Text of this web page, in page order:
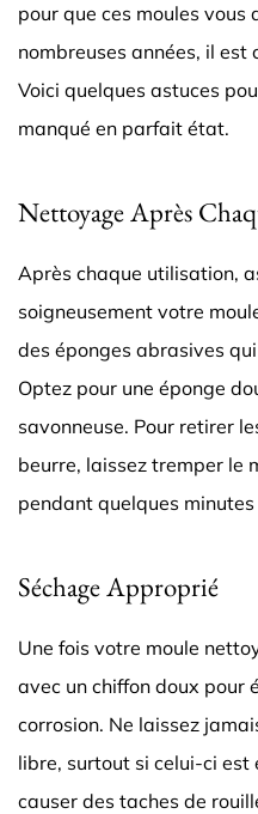
pour que ces moules
nombreuses années, il
Voici quelques astuces
manqué en parfait état.
Nettoyage Après
Après chaque utilisation,
soigneusement votre
des éponges abrasives
Optez pour une éponge
savonneuse. Pour retirer
beurre, laissez tremper le
pendant quelques
Séchage Approprié
Une fois votre moule
avec un chiffon doux pour
corrosion. Ne laissez
libre, surtout si celui-ci
causer des taches de